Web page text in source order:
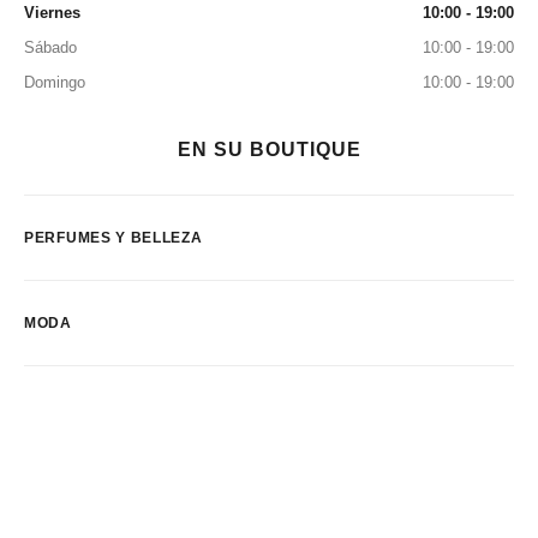
Viernes
10:00 - 19:00
Sábado
10:00 - 19:00
Domingo
10:00 - 19:00
EN SU BOUTIQUE
PERFUMES Y BELLEZA
MODA